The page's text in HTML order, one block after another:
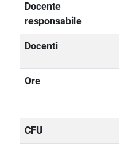
Docente
responsabile
Docenti
Ore
CFU